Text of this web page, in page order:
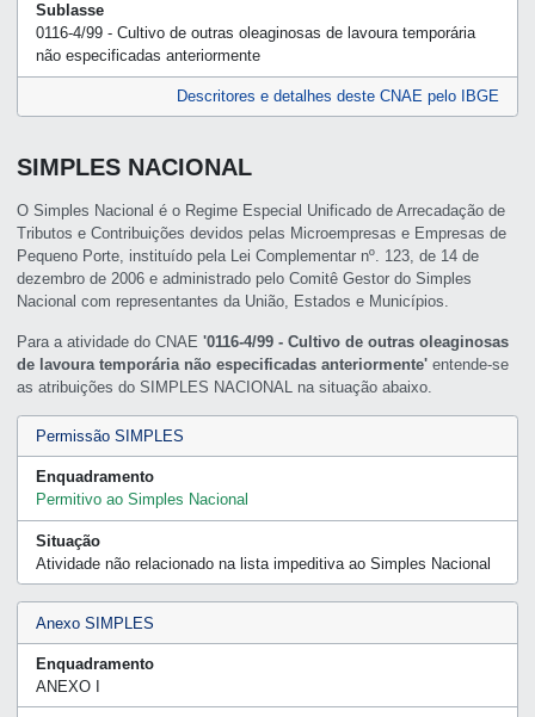
Sublasse
0116-4/99 - Cultivo de outras oleaginosas de lavoura temporária
não especificadas anteriormente
Descritores e detalhes deste CNAE pelo IBGE
SIMPLES NACIONAL
O Simples Nacional é o Regime Especial Unificado de Arrecadação de
Tributos e Contribuições devidos pelas Microempresas e Empresas de
Pequeno Porte, instituído pela Lei Complementar nº. 123, de 14 de
dezembro de 2006 e administrado pelo Comitê Gestor do Simples
Nacional com representantes da União, Estados e Municípios.
Para a atividade do CNAE'0116-4/99 - Cultivo de outras oleaginosas
de lavoura temporária não especificadas anteriormente' entende-se
as atribuições do SIMPLES NACIONAL na situação abaixo.
Permissão SIMPLES
Enquadramento
Permitivo ao Simples Nacional
Situação
Atividade não relacionado na lista impeditiva ao Simples Nacional
Anexo SIMPLES
Enquadramento
ANEXO I